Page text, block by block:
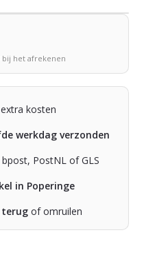
bij het afrekenen
kosten
werkdag verzonden
PostNL of GLS
in Poperinge
terug of omruilen